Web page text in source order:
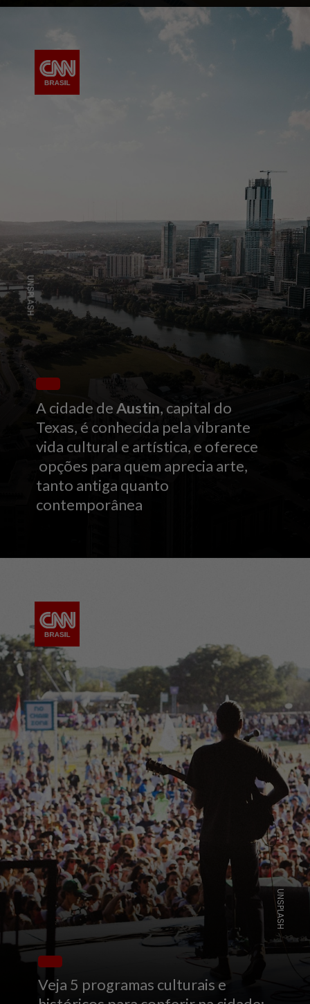
A cidade deAustin, capital do
Texas, é conhecida pela vibrante
vida cultural e artística, e oferece
opções para quem aprecia arte,
tanto antiga quanto
contemporânea
UNSPLASH
Veja 5 programas culturais e
UNSPLASH